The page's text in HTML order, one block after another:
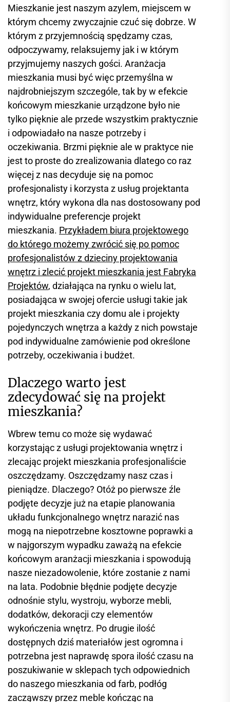
Mieszkanie jest naszym azylem, miejscem w
którym chcemy zwyczajnie czuć się dobrze. W
którym z przyjemnością spędzamy czas,
odpoczywamy, relaksujemy jak i w którym
przyjmujemy naszych gości. Aranżacja
mieszkania musi być więc przemyślna w
najdrobniejszym szczególe, tak by w efekcie
końcowym mieszkanie urządzone było nie
tylko pięknie ale przede wszystkim praktycznie
i odpowiadało na nasze potrzeby i
oczekiwania. Brzmi pięknie ale w praktyce nie
jest to proste do zrealizowania dlatego co raz
więcej z nas decyduje się na pomoc
profesjonalisty i korzysta z usług projektanta
wnętrz, który wykona dla nas dostosowany pod
indywidualne preferencje projekt
mieszkania. Przykładem biura projektowego
do którego możemy zwrócić się po pomoc
profesjonalistów z dzieciny projektowania
wnętrz i zlecić projekt mieszkania jest Fabryka
Projektów, działająca na rynku o wielu lat,
posiadająca w swojej ofercie usługi takie jak
projekt mieszkania czy domu ale i projekty
pojedynczych wnętrza a każdy z nich powstaje
pod indywidualne zamówienie pod określone
potrzeby, oczekiwania i budżet.
Dlaczego warto jest
zdecydować się na projekt
mieszkania?
Wbrew temu co może się wydawać
korzystając z usługi projektowania wnętrz i
zlecając projekt mieszkania profesjonaliście
oszczędzamy. Oszczędzamy nasz czas i
pieniądze. Dlaczego? Otóż po pierwsze źle
podjęte decyzje już na etapie planowania
układu funkcjonalnego wnętrz narazić nas
mogą na niepotrzebne kosztowne poprawki a
w najgorszym wypadku zaważą na efekcie
końcowym aranżacji mieszkania i spowodują
nasze niezadowolenie, które zostanie z nami
na lata. Podobnie błędnie podjęte decyzje
odnośnie stylu, wystroju, wyborze mebli,
dodatków, dekoracji czy elementów
wykończenia wnętrz. Po drugie ilość
dostępnych dziś materiałów jest ogromna i
potrzebna jest naprawdę spora ilość czasu na
poszukiwanie w sklepach tych odpowiednich
do naszego mieszkania od farb, podłóg
zacząwszy przez meble kończąc na